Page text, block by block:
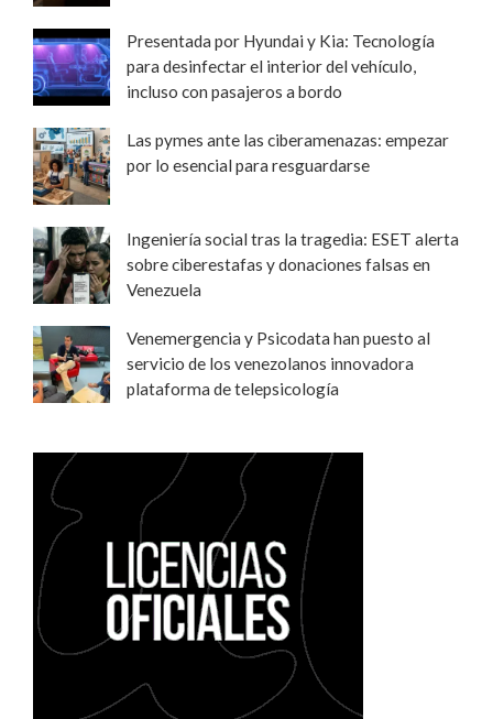
Presentada por Hyundai y Kia: Tecnología
para desinfectar el interior del vehículo,
incluso con pasajeros a bordo
Las pymes ante las ciberamenazas: empezar
por lo esencial para resguardarse
Ingeniería social tras la tragedia: ESET alerta
sobre ciberestafas y donaciones falsas en
Venezuela
Venemergencia y Psicodata han puesto al
servicio de los venezolanos innovadora
plataforma de telepsicología